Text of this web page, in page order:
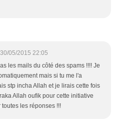
30/05/2015 22:05
les mails du côté des spams !!!! Je
mais si tu me l'a
stp incha Allah et je lirais cette fois
Allah oufik pour cette initiative
les réponses !!!